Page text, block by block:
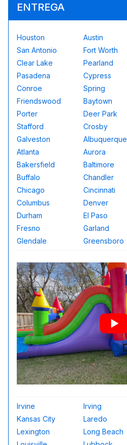
ENTREGA
Houston Austin
San Antonio
Fort Worth
Clear Lake
Pearland
Pasadena
Cypress
Conroe
Spring
Friendswood
Baytown
Porter
Deer Park
Stafford
Crosby
Galveston
Albuquerque
Atlanta
Aurora
Bakersfield
Baltimore
Buffalo
Chandler
Chicago
Cincinnati
Columbus
Denver
Durham
El Paso
Fresno
Garland
Glendale
Greensboro
Irvine Irving
Kansas City
Laredo
Lexington
Long Beach